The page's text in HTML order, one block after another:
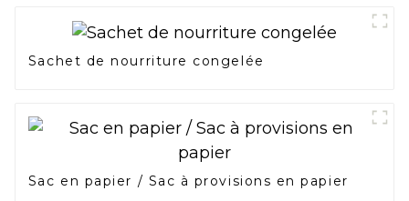
Sachet de nourriture congelée
Sac en papier / Sac à provisions en papier